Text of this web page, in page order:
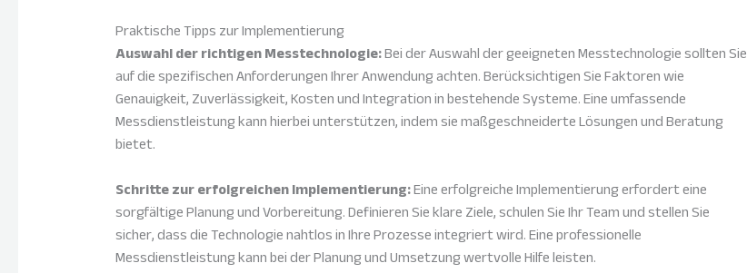
Praktische Tipps zur Implementierung
Auswahl der richtigen Messtechnologie:Bei der Auswahl der geeigneten Messtechnologie sollten Sie
auf die spezifischen Anforderungen Ihrer Anwendung achten. Berücksichtigen Sie Faktoren wie
Genauigkeit, Zuverlässigkeit, Kosten und Integration in bestehende Systeme. Eine umfassende
Messdienstleistung kann hierbei unterstützen, indem sie maßgeschneiderte Lösungen und Beratung
bietet.
Schritte zur erfolgreichen Implementierung:Eine erfolgreiche Implementierung erfordert eine
sorgfältige Planung und Vorbereitung. Definieren Sie klare Ziele, schulen Sie Ihr Team und stellen Sie
sicher, dass die Technologie nahtlos in Ihre Prozesse integriert wird. Eine professionelle
Messdienstleistung kann bei der Planung und Umsetzung wertvolle Hilfe leisten.